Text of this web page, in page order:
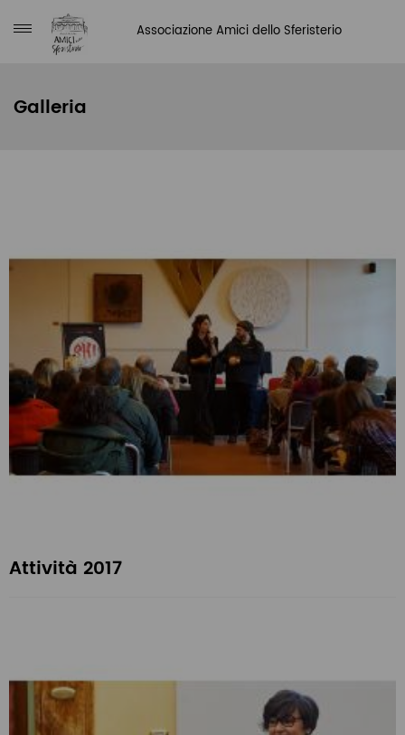
Associazione Amici dello Sferisterio
Galleria
Attività 2017